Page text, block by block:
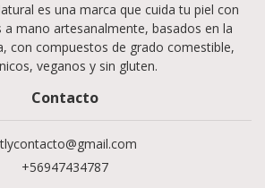
es una marca que cuida tu piel con
mano artesanalmente, basados en la
con compuestos de grado comestible,
veganos y sin gluten.
Contacto
+56947434787